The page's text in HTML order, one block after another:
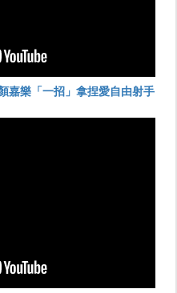
嘉樂「一招」拿捏愛自由射手